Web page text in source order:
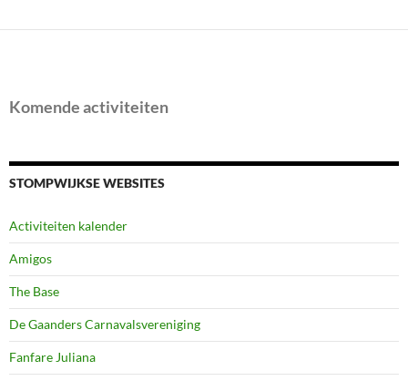
Komende activiteiten
STOMPWIJKSE WEBSITES
Activiteiten kalender
Amigos
The Base
De Gaanders Carnavalsvereniging
Fanfare Juliana